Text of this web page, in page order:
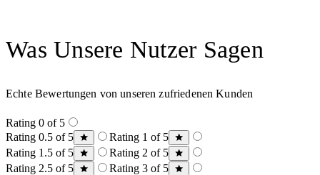
Was Unsere Nutzer Sagen
Echte Bewertungen von unseren zufriedenen Kunden
Rating 0 of 5
Rating 0.5 of 5
Rating 1 of 5
Rating 1.5 of 5
Rating 2 of 5
Rating 2.5 of 5
Rating 3 of 5